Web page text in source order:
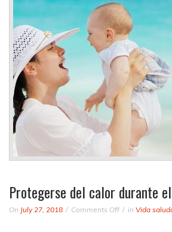
Protegerse del calor durante
On July 27, 2018 Comments Offon in Vida